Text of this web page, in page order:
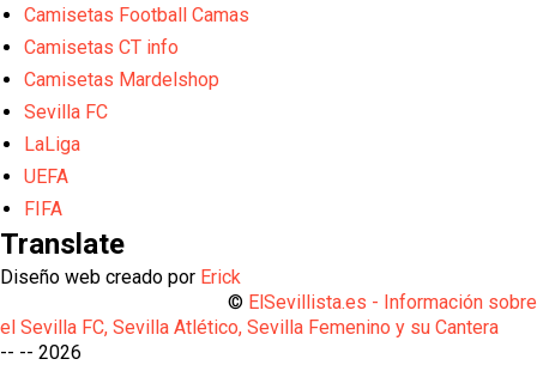
Camisetas Football Camas
Camisetas CT info
Camisetas Mardelshop
Sevilla FC
LaLiga
UEFA
FIFA
Translate
Diseño web creado por Erick
© ElSevillista.es - Información sobre
el Sevilla FC, Sevilla Atlético, Sevilla Femenino y su Cantera
-- -- 2026